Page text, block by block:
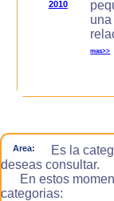
mas>>
Area:
Es la
deseas consultar.
En estos
categorias: